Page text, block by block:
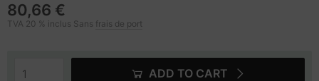
80,66 €
TVA 20 % inclus Sans frais de port
ADD TO CART